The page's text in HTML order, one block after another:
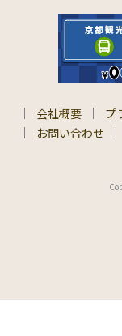
会社概要 プ
お問い合わせ